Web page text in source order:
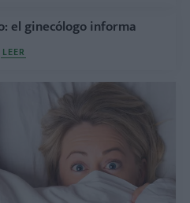
el ginecólogo informa
LEER